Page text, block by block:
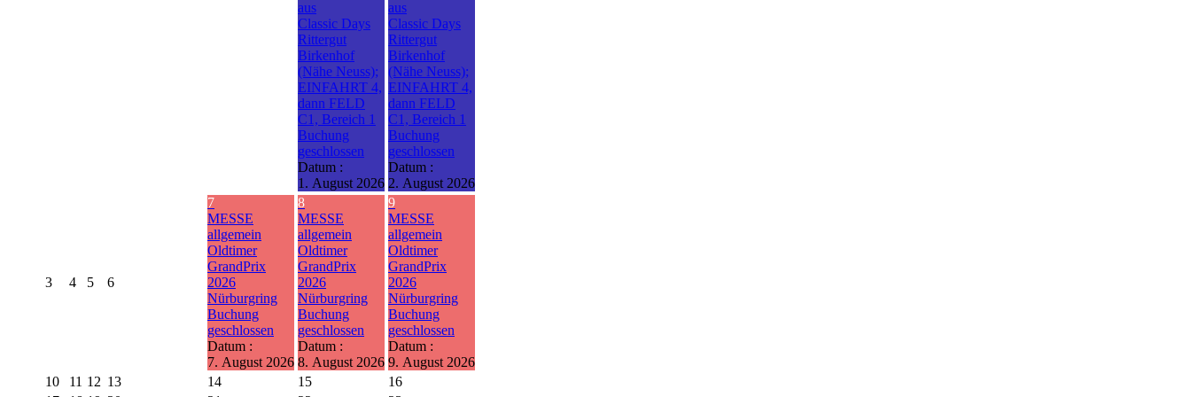
aus
Classic Days
Rittergut
Birkenhof
(Nähe Neuss);
EINFAHRT 4,
dann FELD
C1, Bereich 1
Buchung
geschlossen
Datum :
1. August 2026
aus
Classic Days
Rittergut
Birkenhof
(Nähe Neuss);
EINFAHRT 4,
dann FELD
C1, Bereich 1
Buchung
geschlossen
Datum :
2. August 2026
3 4 5 6
7
MESSE
allgemein
Oldtimer
GrandPrix
2026
Nürburgring
Buchung
geschlossen
Datum :
7. August 2026
8
MESSE
allgemein
Oldtimer
GrandPrix
2026
Nürburgring
Buchung
geschlossen
Datum :
8. August 2026
9
MESSE
allgemein
Oldtimer
GrandPrix
2026
Nürburgring
Buchung
geschlossen
Datum :
9. August 2026
10
11 12 13 14 15
16